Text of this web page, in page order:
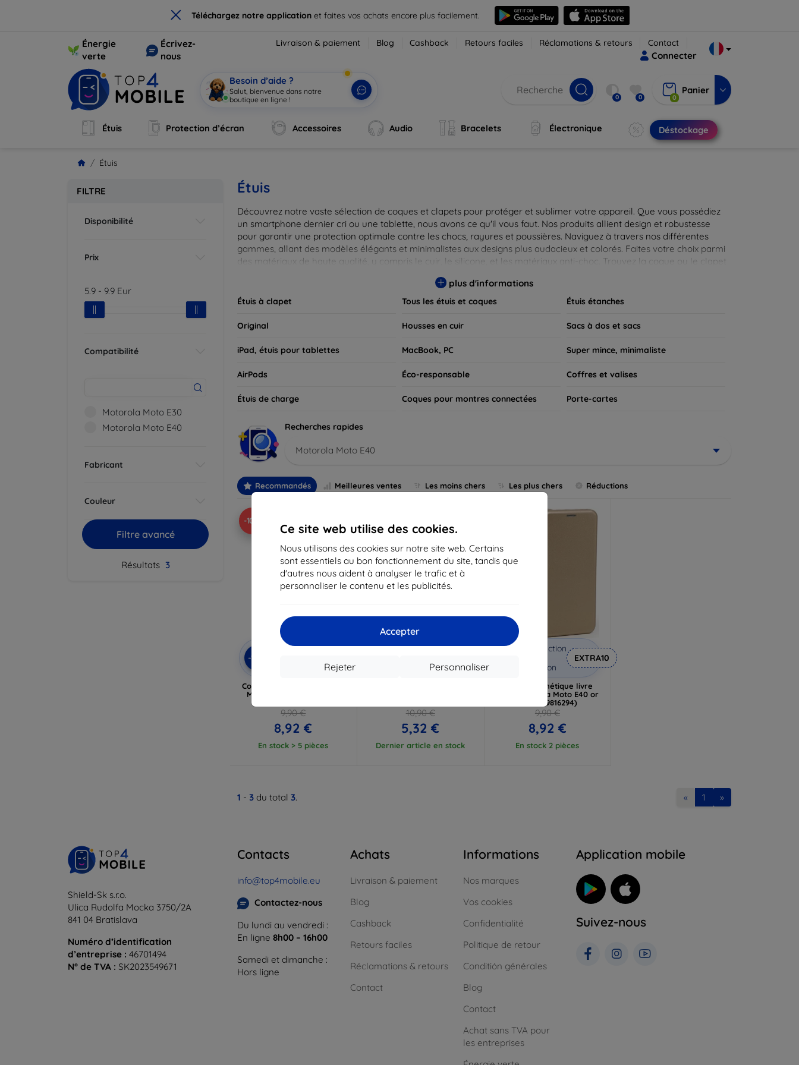
× Téléchargez notre application et faites vos achats encore plus facilement.
Ce site web utilise des cookies.
Nous utilisons des cookies sur notre site web. Certains
sont essentiels au bon fonctionnement du site, tandis que
d'autres nous aident à analyser le trafic et à
personnaliser le contenu et les publicités.
Accepter
Personnaliser
Rejeter
Énergie
verte
Écrivez-
nous
Livraison & paiement Blog Cashback Retours faciles Réclamations & retours Contact
Connecter
Besoin d’aide ?
Salut, bienvenue dans notre
boutique en ligne !
0 0 0
Panier
Étuis Protection d’écran Accessoires Audio Bracelets Électronique Déstockage
Étuis
FILTRE
Disponibilité
Prix
5.9 - 9.9 Eur
Compatibilité
Motorola Moto E30
Motorola Moto E40
Fabricant
Couleur
Filtre avancé
Résultats 3
Étuis
Découvrez notre vaste sélection de coques et clapets pour protéger et sublimer votre appareil. Que vous possédiez
un smartphone dernier cri ou une tablette, nous avons ce qu'il vous faut. Nos produits allient design et robustesse
pour garantir une protection optimale contre les chocs, rayures et poussières. Naviguez à travers nos différentes
gammes, allant des modèles élégants et minimalistes aux designs plus audacieux et colorés. Faites votre choix parmi
des matériaux de haute qualité, y compris le cuir, le silicone, et les matériaux anti-choc. Trouvez la coque ou le clapet
plus d'informations
Étuis à clapet Tous les étuis et coques Étuis étanches
Original Housses en cuir Sacs à dos et sacs
iPad, étuis pour tablettes MacBook, PC Super mince, minimaliste
AirPods Éco-responsable Coffres et valises
Étuis de charge Coques pour montres connectées Porte-cartes
Recherches rapides
Motorola Moto E40
Recommandés Meilleures ventes Les moins chers Les plus chers Réductions
-10%
-10%
Réduction
Coque transparente Beline
Motorola MOTO E30/E40
9,90 €
8,92 €
En stock > 5 pièces
Réduction
10,90 €
5,32 €
Dernier article en stock
Réduction
coupon
EXTRA10
Coque magnétique livre
pour Motorola Moto E40 or
(5905359816294)
9,90 €
8,92 €
En stock 2 pièces
1 - 3 du total 3. « 1 »
Shield-Sk s.r.o.
Ulica Rudolfa Mocka 3750/2A
841 04 Bratislava
Numéro d’identification
d’entreprise : 46701494
N° de TVA : SK2023549671
Contacts
info@top4mobile.eu
Contactez-nous
Du lundi au vendredi :
En ligne 8h00 – 16h00
Samedi et dimanche :
Hors ligne
Achats
Livraison & paiement
Blog
Cashback
Retours faciles
Réclamations & retours
Contact
Informations
Nos marques
Vos cookies
Confidentialité
Politique de retour
Conditión générales
Blog
Contact
Achat sans TVA pour
les entreprises
Application mobile
Suivez-nous